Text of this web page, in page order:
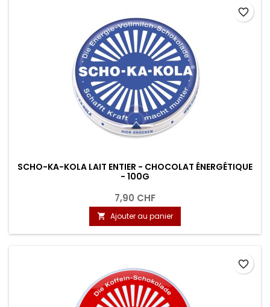
SCHO-KA-KOLA LAIT ENTIER - CHOCOLAT ÉNERGÉTIQUE
- 100G
7,90 CHF
 Ajouter au panier
favorite_border
favorite_border